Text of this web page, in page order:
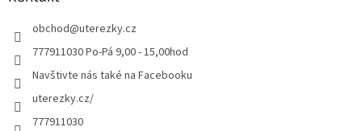
obchod@uterezky.cz
777911030 Po-Pá 9,00 - 15,00hod
Navštivte nás také na Facebooku
uterezky.cz/
777911030